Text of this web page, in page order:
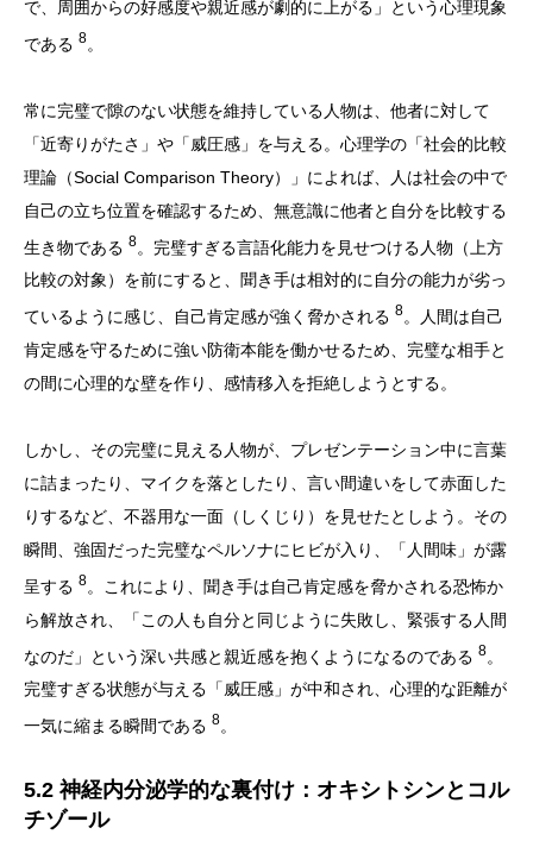
で、周囲からの好感度や親近感が劇的に上がる」という心理現象
である 8。
常に完璧で隙のない状態を維持している人物は、他者に対して
「近寄りがたさ」や「威圧感」を与える。心理学の「社会的比較
理論（Social Comparison Theory）」によれば、人は社会の中で
自己の立ち位置を確認するため、無意識に他者と自分を比較する
生き物である 8。完璧すぎる言語化能力を見せつける人物（上方
比較の対象）を前にすると、聞き手は相対的に自分の能力が劣っ
ているように感じ、自己肯定感が強く脅かされる 8。人間は自己
肯定感を守るために強い防衛本能を働かせるため、完璧な相手と
の間に心理的な壁を作り、感情移入を拒絶しようとする。
しかし、その完璧に見える人物が、プレゼンテーション中に言葉
に詰まったり、マイクを落としたり、言い間違いをして赤面した
りするなど、不器用な一面（しくじり）を見せたとしよう。その
瞬間、強固だった完璧なペルソナにヒビが入り、「人間味」が露
呈する 8。これにより、聞き手は自己肯定感を脅かされる恐怖か
ら解放され、「この人も自分と同じように失敗し、緊張する人間
なのだ」という深い共感と親近感を抱くようになるのである 8。
完璧すぎる状態が与える「威圧感」が中和され、心理的な距離が
一気に縮まる瞬間である 8。
5.2 神経内分泌学的な裏付け：オキシトシンとコル
チゾール